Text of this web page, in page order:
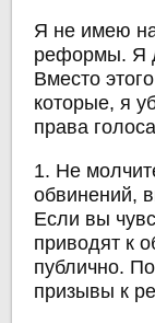
Я не имею
реформы. Я
Вместо
которые, я
права
1. Не
обвинений,
Если вы
приводят к
публично.
призывы к